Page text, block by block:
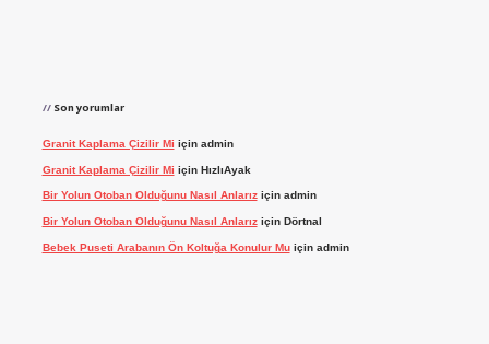
Son yorumlar
Granit Kaplama Çizilir Mi için admin
Granit Kaplama Çizilir Mi için HızlıAyak
Bir Yolun Otoban Olduğunu Nasıl Anlarıziçin admin
Bir Yolun Otoban Olduğunu Nasıl Anlarıziçin Dörtnal
Bebek Puseti Arabanın Ön Koltuğa Konulur Muiçin admin